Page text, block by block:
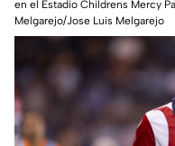
en el Estadio Childrens Mercy
Melgarejo/Jose Luis Melgarejo